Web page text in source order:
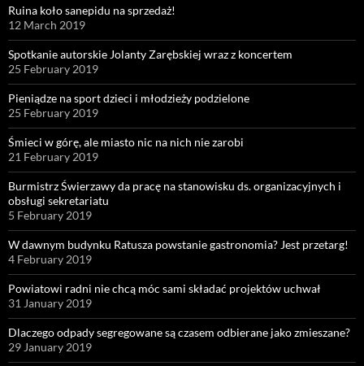
Ruina koło sanepidu na sprzedaż!
12 March 2019
Spotkanie autorskie Jolanty Zarębskiej wraz z koncertem
25 February 2019
Pieniądze na sport dzieci i młodzieży podzielone
25 February 2019
Śmieci w górę, ale miasto nic na nich nie zarobi
21 February 2019
Burmistrz Świerzawy da pracę na stanowisku ds. organizacyjnych i
obsługi sekretariatu
5 February 2019
W dawnym budynku Ratusza powstanie gastronomia? Jest przetarg!
4 February 2019
Powiatowi radni nie chcą móc sami składać projektów uchwał
31 January 2019
Dlaczego odpady segregowane są czasem odbierane jako zmieszane?
29 January 2019